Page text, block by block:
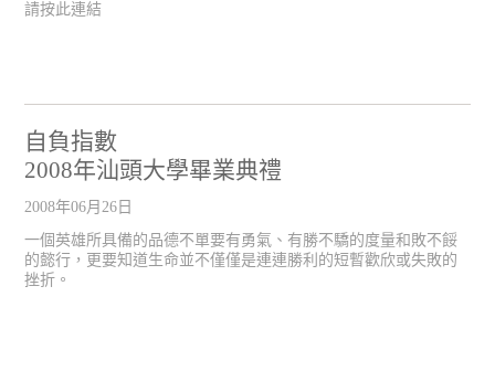
請按此連結
自負指數
2008年汕頭大學畢業典禮
2008年06月26日
一個英雄所具備的品德不單要有勇氣、有勝不驕的度量和敗不餒
的懿行，更要知道生命並不僅僅是連連勝利的短暫歡欣或失敗的
挫折。